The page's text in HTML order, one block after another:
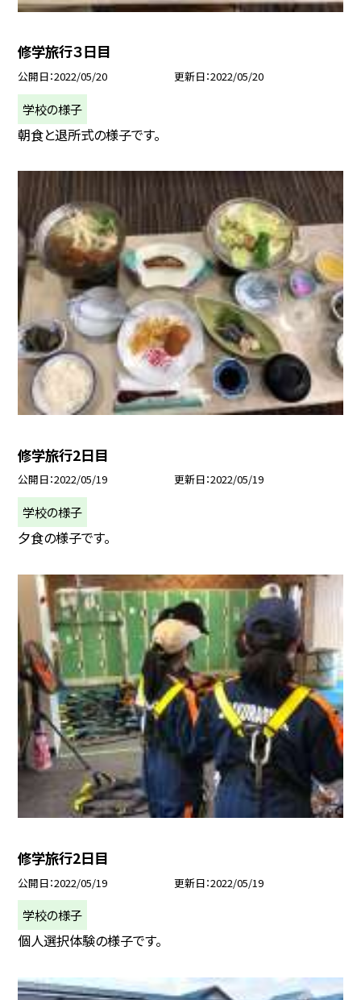
修学旅行３日目
公開日 2022/05/20 更新日 2022/05/20
学校の様子
朝食と退所式の様子です。
修学旅行2日目
公開日 2022/05/19 更新日 2022/05/19
学校の様子
夕食の様子です。
修学旅行2日目
公開日 2022/05/19 更新日 2022/05/19
学校の様子
個人選択体験の様子です。